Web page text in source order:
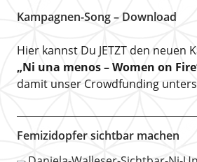
Kampagnen-Song – Download
Hier kannst Du JETZT den neuen
„Ni una menos – Women on
damit unser Crowdfunding
Femizidopfer sichtbar machen